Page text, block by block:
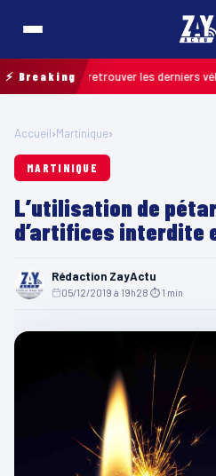
⚡ Breaking
pour retrouver les derniers
Accueil›Martinique›
MARTINIQUE
L’utilisation de
d’artifices interdite
Rédaction ZayActu
05/12/2019 à 19h28 ⏱ 1 min